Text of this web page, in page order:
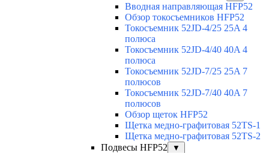
Вводная направляющая HFP52
Обзор токосъемников HFP52
Токосъемник 52JD-4/25 25A 4
полюса
Токосъемник 52JD-4/40 40A 4
полюса
Токосъемник 52JD-7/25 25A 7
полюсов
Токосъемник 52JD-7/40 40A 7
полюсов
Обзор щеток HFP52
Щетка медно-графитовая 52TS-1
Щетка медно-графитовая 52TS-2
Подвесы HFP52
▼